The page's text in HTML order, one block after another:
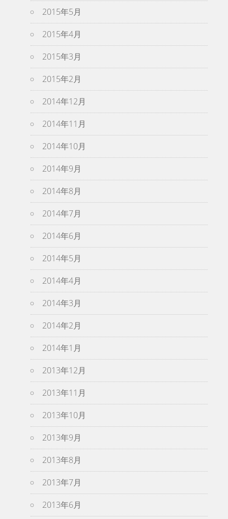
2015年5月
2015年4月
2015年3月
2015年2月
2014年12月
2014年11月
2014年10月
2014年9月
2014年8月
2014年7月
2014年6月
2014年5月
2014年4月
2014年3月
2014年2月
2014年1月
2013年12月
2013年11月
2013年10月
2013年9月
2013年8月
2013年7月
2013年6月